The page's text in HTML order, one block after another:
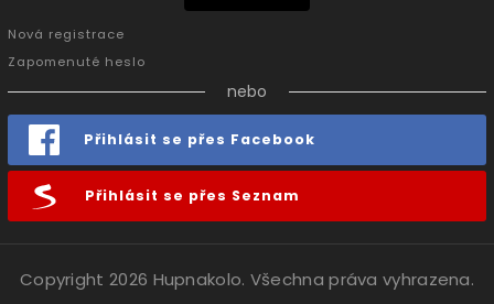
Nová registrace
Zapomenuté heslo
nebo
Přihlásit se přes Facebook
Přihlásit se přes Seznam
Copyright 2026 Hupnakolo. Všechna práva vyhrazena.